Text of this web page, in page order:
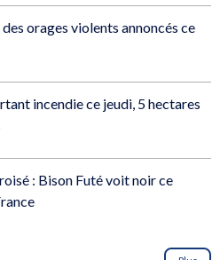
orages violents annoncés ce
incendie ce jeudi, 5 hectares
: Bison Futé voit noir ce